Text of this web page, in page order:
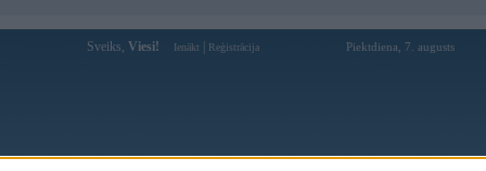
Sveiks, Viesi! Ienākt Reģistrācija Piektdiena, 7. augusts